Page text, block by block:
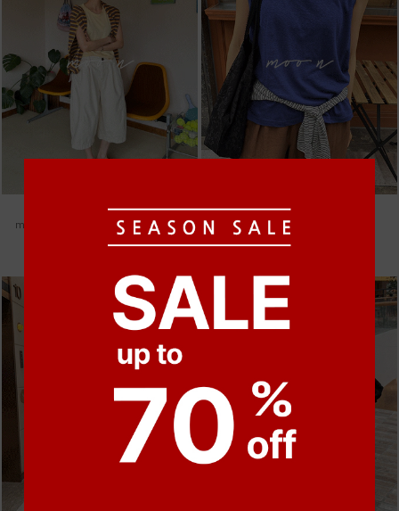
●
m_헤세드 스티치 데님팬츠 [4차 재입고]
87,000원
●
m_마무 린넨 나시 [4차 재입고]
28,000원